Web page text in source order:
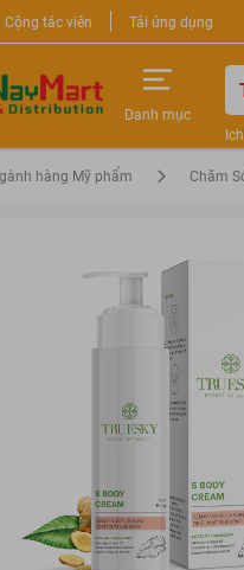
Cộng tác viên Tải ứng dụng
Danh mục
hàng Mỹ phẩm Chăm